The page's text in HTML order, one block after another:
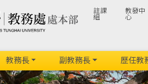
註課
組
教發中
心
教務長 副教務長 歷任教